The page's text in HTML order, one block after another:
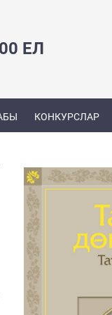
ЕЛ
КОНКУРСЛАР